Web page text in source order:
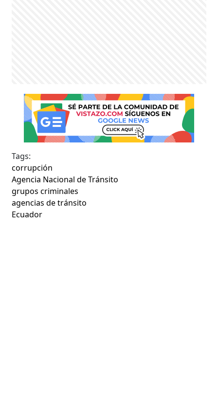
Tags:
corrupción
Agencia Nacional de Tránsito
grupos criminales
agencias de tránsito
Ecuador